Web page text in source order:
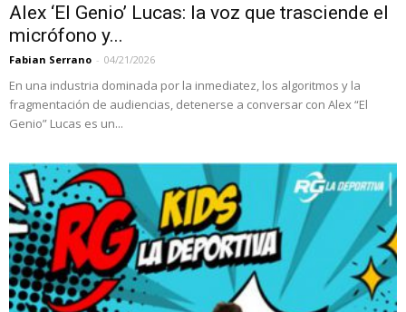
Alex ‘El Genio’ Lucas: la voz que trasciende el
micrófono y...
Fabian Serrano - 04/21/2026
En una industria dominada por la inmediatez, los algoritmos y la
fragmentación de audiencias, detenerse a conversar con Alex “El
Genio” Lucas es un...